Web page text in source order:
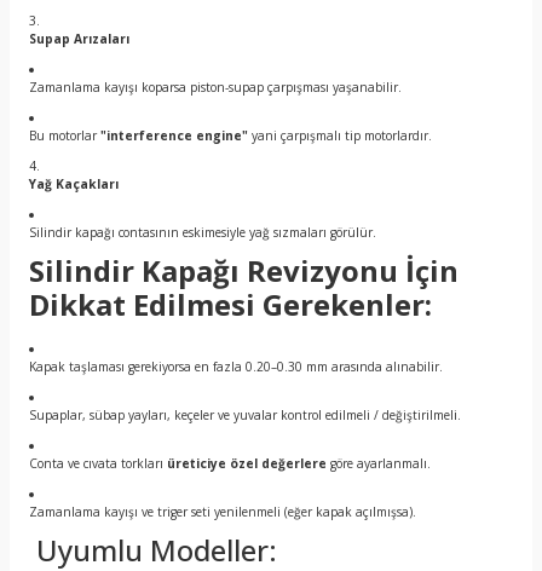
Supap Arızaları
Zamanlama kayışı koparsa piston-supap çarpışması yaşanabilir.
Bu motorlar"interference engine" yani çarpışmalı tip motorlardır.
Yağ Kaçakları
Silindir kapağı contasının eskimesiyle yağ sızmaları görülür.
Silindir Kapağı Revizyonu İçin
Dikkat Edilmesi Gerekenler:
Kapak taşlaması gerekiyorsa en fazla 0.20–0.30 mm arasında alınabilir.
Supaplar, sübap yayları, keçeler ve yuvalar kontrol edilmeli / değiştirilmeli.
Conta ve cıvata torkları üreticiye özel değerlere göre ayarlanmalı.
Zamanlama kayışı ve triger seti yenilenmeli (eğer kapak açılmışsa).
Uyumlu Modeller: